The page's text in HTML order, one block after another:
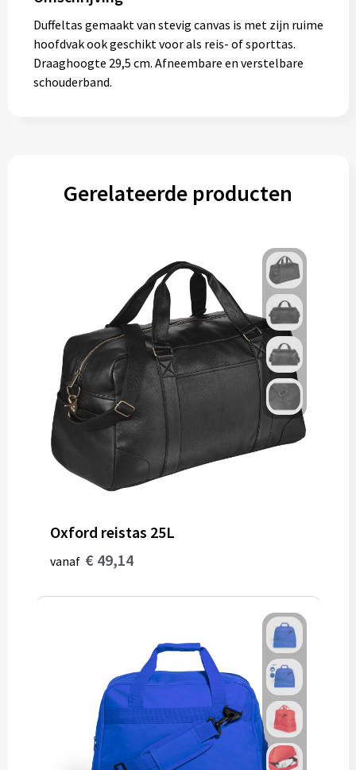
Duffeltas gemaakt van stevig canvas is met zijn ruime
hoofdvak ook geschikt voor als reis- of sporttas.
Draaghoogte 29,5 cm. Afneembare en verstelbare
schouderband.
Gerelateerde producten
Oxford reistas 25L
vanaf € 49,14